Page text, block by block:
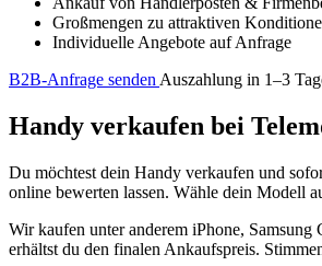
Großmengen zu attraktiven
Individuelle Angebote auf Anfrage
B2B-Anfrage senden Auszahlung in 1–3
Handy verkaufen bei
Du möchtest dein Handy verkaufen und
online bewerten lassen. Wähle dein Modell
Wir kaufen unter anderem iPhone,
erhältst du den finalen Ankaufspreis.